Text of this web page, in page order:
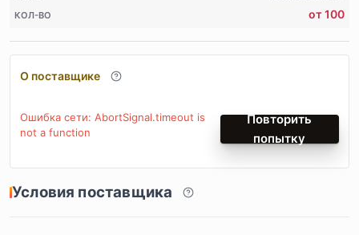
КОЛ-ВО от 100
О поставщике
Ошибка сети: AbortSignal.timeout is
not a function
Повторить
попытку
Условия поставщика